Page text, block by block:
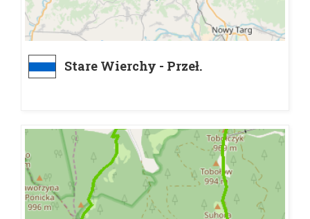
Stare Wierchy - Przeł.
Spytkowicka